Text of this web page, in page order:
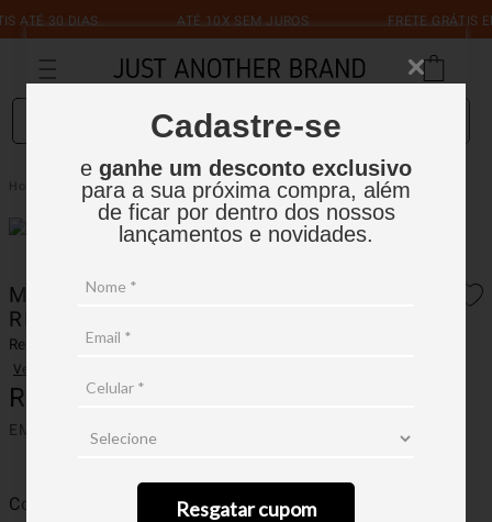
Cadastre-se
e ganhe um desconto exclusivo
para a sua próxima compra, além
de ficar por dentro dos nossos
lançamentos e novidades.
Resgatar cupom
ATÉ 30 DIAS ATÉ 10X SEM JUROS FRETE GRÁTIS
O que você está procurando?
Feminino Macacões Macacão Liocel Com Alca Removível
MACACÃO LIOCEL COM ALCA
REMOVÍVEL
Ref.: 16FM002
Ver avaliações
R$ 199,90
EM ATÉ X R$ 119
Cor